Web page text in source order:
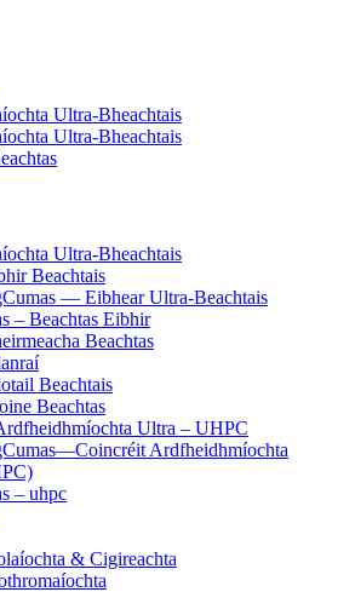
Ultra-Bheachtais
Ultra-Bheachtais
Ultra-Bheachtais
Beachtais
— Eibhear Ultra-Beachtais
– Beachtas Eibhir
Beachtas
Beachtais
Beachtas
Ultra – UHPC
Ardfheidhmíochta
– uhpc
& Cigireachta